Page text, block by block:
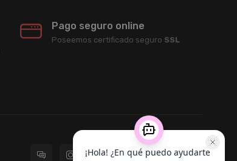
Pago seguro online
Poseemos certificado seguro SSL